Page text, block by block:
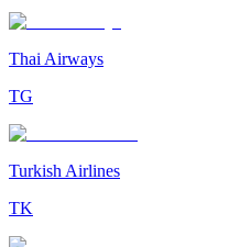
Thai Airways
TG
Turkish Airlines
TK